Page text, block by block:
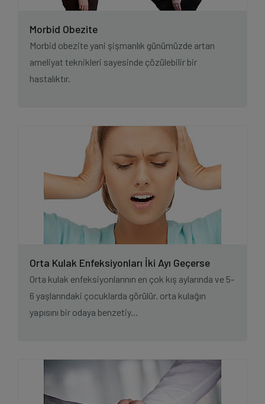
Morbid Obezite
Morbid obezite yani şişmanlık günümüzde artan
ameliyat teknikleri sayesinde çözülebilir bir
hastalıktır.
Orta Kulak Enfeksiyonları İki Ayı Geçerse
Müdahale Gereklidir
Orta kulak enfeksiyonlarının en çok kış aylarında ve 5-
6 yaşlarındaki çocuklarda görülür. orta kulağın
yapısını bir odaya benzetiy...